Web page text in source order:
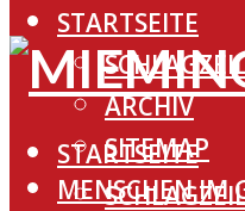
STARTSEITE
ARCHIV
SITEMAP
MENSCHEN IM
STARTSEITE